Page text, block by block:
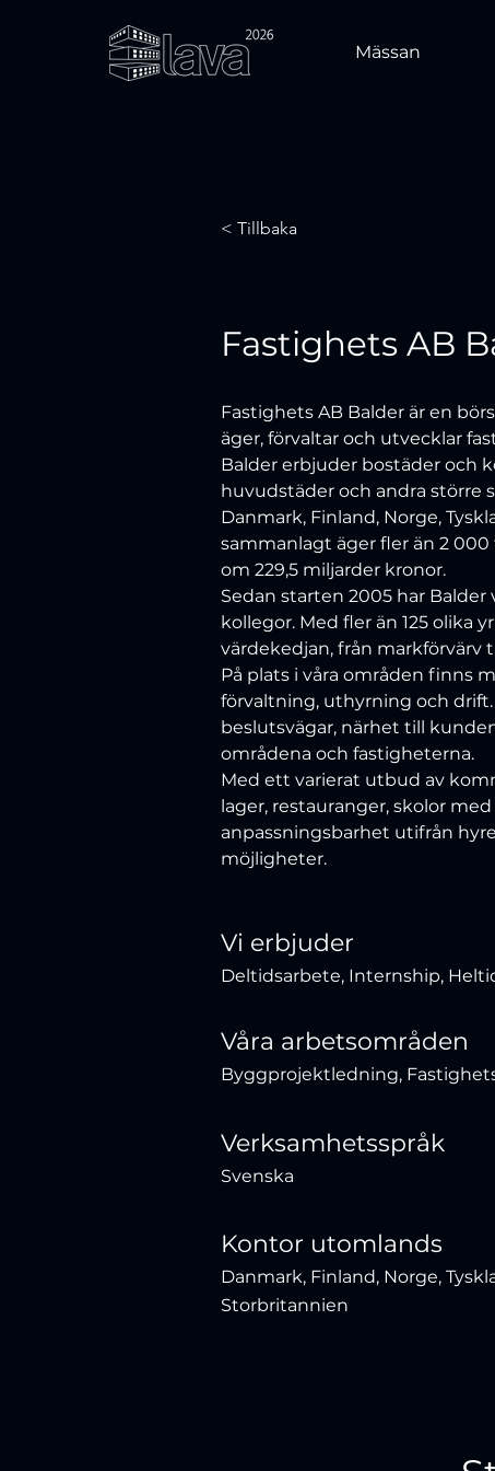
Mässan
< Tillbaka
Fastighets AB
Fastighets AB Balder är en
äger, förvaltar och utvecklar
Balder erbjuder bostäder och
huvudstäder och andra större
Danmark, Finland, Norge,
sammanlagt äger fler än 2
om 229,5 miljarder kronor.
Sedan starten 2005 har
kollegor. Med fler än 125 olika
värdekedjan, från
På plats i våra områden finns
förvaltning, uthyrning och drift.
beslutsvägar, närhet till
områdena och fastigheterna.
Med ett varierat utbud av
lager, restauranger, skolor
anpassningsbarhet utifrån
möjligheter.
Vi erbjuder
Deltidsarbete, Internship,
Våra arbetsområden
Byggprojektledning,
Verksamhetsspråk
Svenska
Kontor utomlands
Danmark, Finland, Norge,
Storbritannien